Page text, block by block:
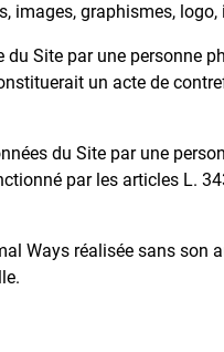
images, graphismes, logo,
Site par une personne
un acte de
du Site par une
par les articles L.
Ways réalisée sans